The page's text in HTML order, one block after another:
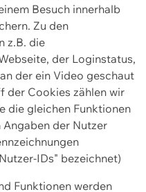
Besuch innerhalb
Zu den
z.B. die
der Loginstatus,
der ein Video geschaut
der Cookies zählen wir
die gleichen Funktionen
Angaben der Nutzer
IDs" bezeichnet)
Funktionen werden